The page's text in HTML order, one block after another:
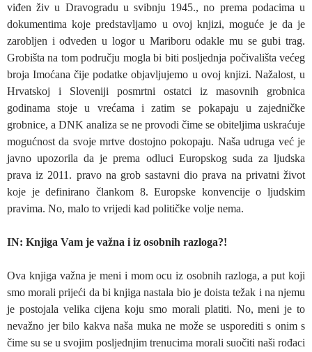
viđen živ u Dravogradu u svibnju 1945., no prema podacima u
dokumentima koje predstavljamo u ovoj knjizi, moguće je da je
zarobljen i odveden u logor u Mariboru odakle mu se gubi trag.
Grobišta na tom području mogla bi biti posljednja počivališta većeg
broja Imoćana čije podatke objavljujemo u ovoj knjizi. Nažalost, u
Hrvatskoj i Sloveniji posmrtni ostatci iz masovnih grobnica
godinama stoje u vrećama i zatim se pokapaju u zajedničke
grobnice, a DNK analiza se ne provodi čime se obiteljima uskraćuje
mogućnost da svoje mrtve dostojno pokopaju. Naša udruga već je
javno upozorila da je prema odluci Europskog suda za ljudska
prava iz 2011. pravo na grob sastavni dio prava na privatni život
koje je definirano člankom 8. Europske konvencije o ljudskim
pravima. No, malo to vrijedi kad političke volje nema.
IN: Knjiga Vam je važna i iz osobnih razloga?!
Ova knjiga važna je meni i mom ocu iz osobnih razloga, a put koji
smo morali prijeći da bi knjiga nastala bio je doista težak i na njemu
je postojala velika cijena koju smo morali platiti. No, meni je to
nevažno jer bilo kakva naša muka ne može se usporediti s onim s
čime su se u svojim posljednjim trenucima morali suočiti naši rođaci